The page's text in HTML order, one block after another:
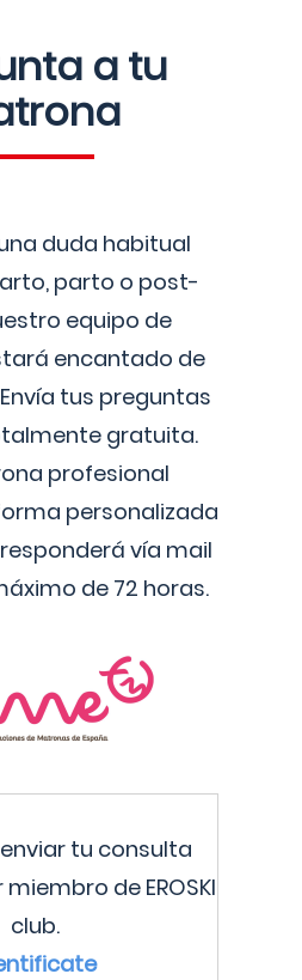
a tu
duda habitual
parto o post-
equipo de
encantado de
tus preguntas
gratuita.
profesional
personalizada
vía mail
de 72 horas.
tu consulta
de EROSKI
club.